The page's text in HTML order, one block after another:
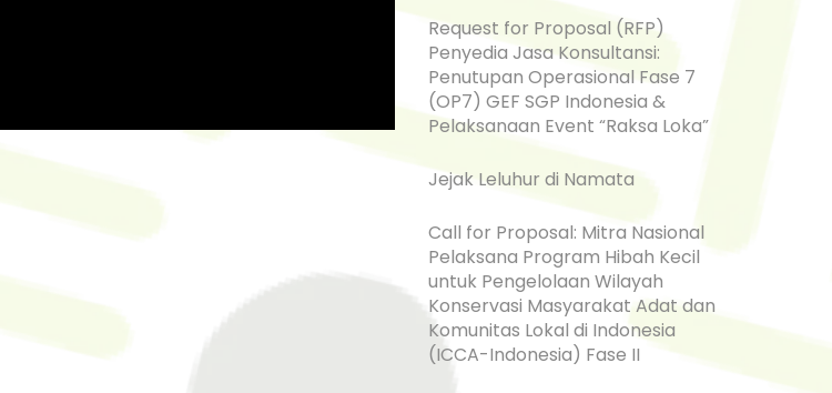
Request for Proposal (RFP)
Penyedia Jasa Konsultansi:
Penutupan Operasional Fase 7
(OP7) GEF SGP Indonesia &
Pelaksanaan Event “Raksa Loka”
Jejak Leluhur di Namata
Call for Proposal: Mitra Nasional
Pelaksana Program Hibah Kecil
untuk Pengelolaan Wilayah
Konservasi Masyarakat Adat dan
Komunitas Lokal di Indonesia
(ICCA-Indonesia) Fase II